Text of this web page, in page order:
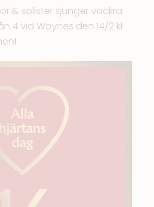
& solister sjunger vackra
4 vid Waynes den 14/2 kl